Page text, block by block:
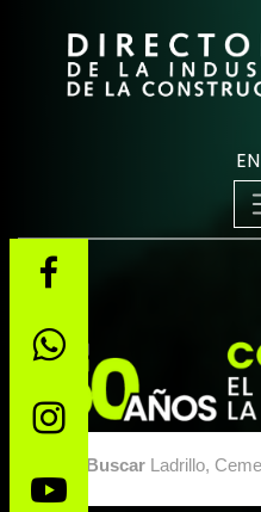
EN
BuscarLadrillo,